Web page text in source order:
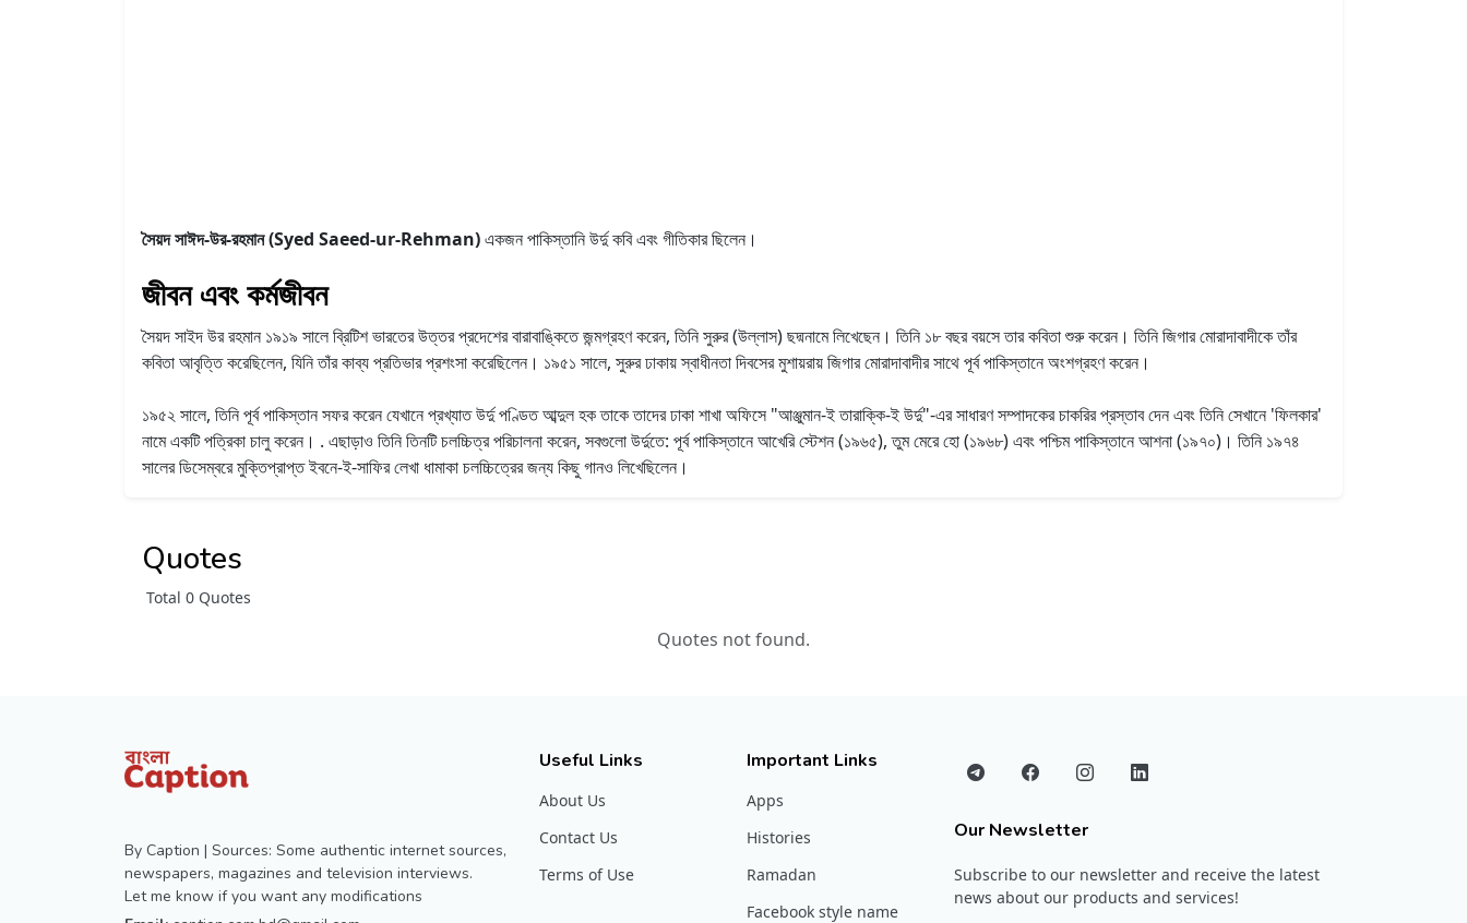
সৈয়দ সাঈদ-উর-রহমান (Syed Saeed-ur-Rehman)একজন পাকিস্তানি উর্দু কবি এবং গীতিকার ছিলেন।
জীবন এবং কর্মজীবন
সৈয়দ সাইদ উর রহমান ১৯১৯ সালে ব্রিটিশ ভারতের উত্তর প্রদেশের বারাবাঙ্কিতে জন্মগ্রহণ করেন, তিনি সুরুর (উল্লাস) ছদ্মনামে লিখেছেন। তিনি ১৮ বছর বয়সে তার কবিতা শুরু করেন। তিনি জিগার মোরাদাবাদীকে তাঁর
কবিতা আবৃত্তি করেছিলেন, যিনি তাঁর কাব্য প্রতিভার প্রশংসা করেছিলেন। ১৯৫১ সালে, সুরুর ঢাকায় স্বাধীনতা দিবসের মুশায়রায় জিগার মোরাদাবাদীর সাথে পূর্ব পাকিস্তানে অংশগ্রহণ করেন।
১৯৫২ সালে, তিনি পূর্ব পাকিস্তান সফর করেন যেখানে প্রখ্যাত উর্দু পণ্ডিত আব্দুল হক তাকে তাদের ঢাকা শাখা অফিসে "আঞ্জুমান-ই তারাক্কি-ই উর্দু"-এর সাধারণ সম্পাদকের চাকরির প্রস্তাব দেন এবং তিনি সেখানে 'ফিলকার'
নামে একটি পত্রিকা চালু করেন। . এছাড়াও তিনি তিনটি চলচ্চিত্র পরিচালনা করেন, সবগুলো উর্দুতে: পূর্ব পাকিস্তানে আখেরি স্টেশন (১৯৬৫), তুম মেরে হো (১৯৬৮) এবং পশ্চিম পাকিস্তানে আশনা (১৯৭০)। তিনি ১৯৭৪
সালের ডিসেম্বরে মুক্তিপ্রাপ্ত ইবনে-ই-সাফির লেখা ধামাকা চলচ্চিত্রের জন্য কিছু গানও লিখেছিলেন।
Quotes
Total 0 Quotes
Quotes not found.
By Caption | Sources: Some authentic internet sources,
newspapers, magazines and television interviews.
Let me know if you want any modifications
Useful Links
About Us
Contact Us
Terms of Use
Important Links
Apps
Histories
Ramadan
Facebook style name
Our Newsletter
Subscribe to our newsletter and receive the latest
news about our products and services!